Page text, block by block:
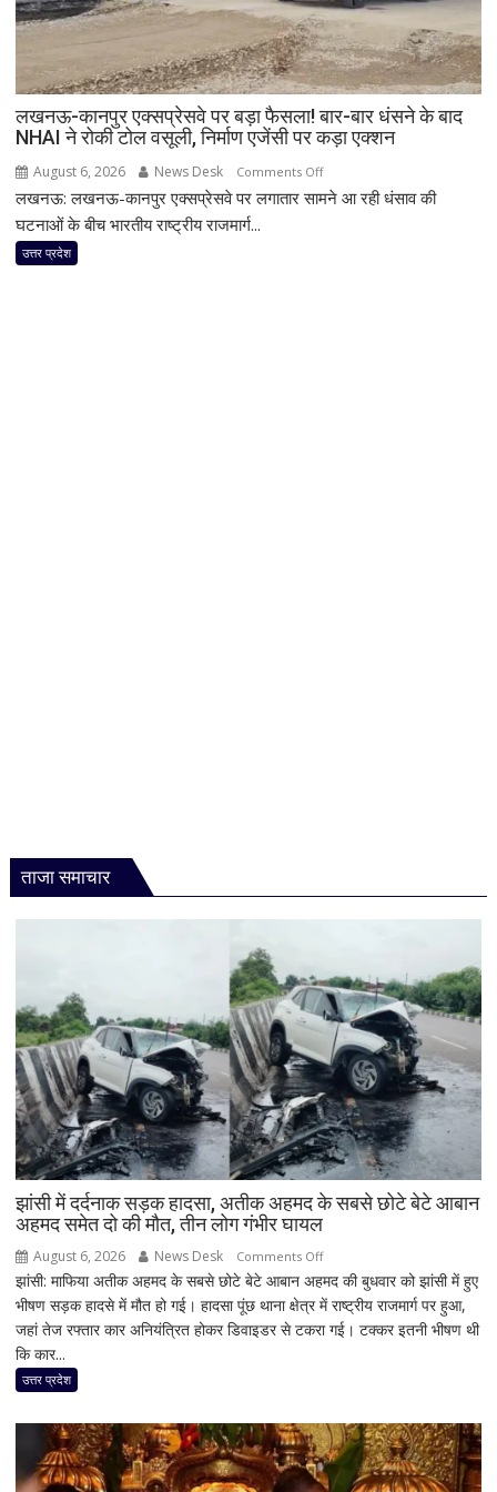
पर
‘मार
दिया’
स्टेटस
के
बाद
पुलिस
का
लखनऊ-कानपुर एक्सप्रेसवे पर बड़ा फैसला! बार-बार धंसने के बाद
NHAI ने रोकी टोल वसूली, निर्माण एजेंसी पर कड़ा एक्शन
August 6, 2026 News Desk Comments Offon
लखनऊ-
लखनऊ: लखनऊ-कानपुर एक्सप्रेसवे पर लगातार सामने आ रही धंसाव की
घटनाओं के बीच भारतीय राष्ट्रीय राजमार्ग...
उत्तर प्रदेश
ताजा समाचार
झांसी में दर्दनाक सड़क हादसा, अतीक अहमद के सबसे छोटे बेटे आबान
अहमद समेत दो की मौत, तीन लोग गंभीर घायल
August 6, 2026 News Desk Comments Offon
झांसी
में
दर्दनाक
अहमद
के
सबसे
झांसी: माफिया अतीक अहमद के सबसे छोटे बेटे आबान अहमद की बुधवार को झांसी में हुए
भीषण सड़क हादसे में मौत हो गई। हादसा पूंछ थाना क्षेत्र में राष्ट्रीय राजमार्ग पर हुआ,
जहां तेज रफ्तार कार अनियंत्रित होकर डिवाइडर से टकरा गई। टक्कर इतनी भीषण थी
कि कार...
उत्तर प्रदेश